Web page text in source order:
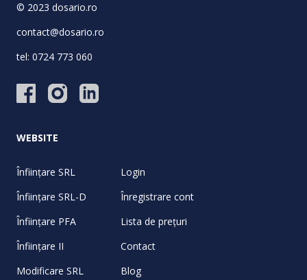
© 2023 dosario.ro
contact@dosario.ro
tel: 0724 773 060
WEBSITE
Înființare SRL
Înființare SRL-D
Înființare PFA
Înființare II
Modificare SRL
Login
Înregistrare cont
Lista de prețuri
Contact
Blog